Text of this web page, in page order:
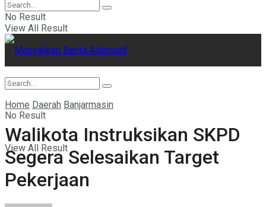
No Result
View All Result
No Result
View All Result
Home Daerah Banjarmasin
Walikota Instruksikan SKPD
Segera Selesaikan Target
Pekerjaan